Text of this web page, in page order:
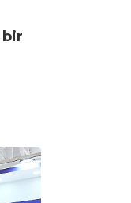
bir